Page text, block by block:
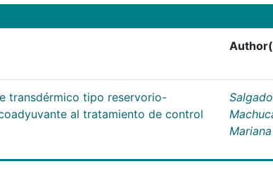
transdérmico tipo reservorio-
al tratamiento de control
Salgado
Mariana